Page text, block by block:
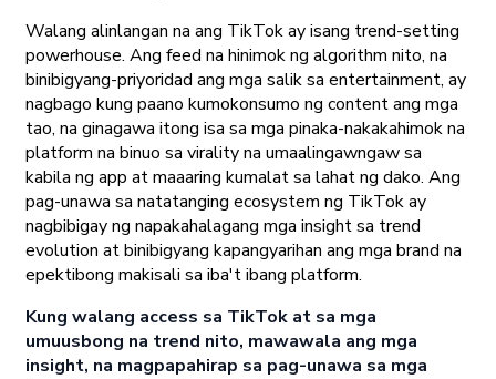
Walang alinlangan na ang TikTok ay isang trend-setting
powerhouse. Ang feed na hinimok ng algorithm nito, na
binibigyang-priyoridad ang mga salik sa entertainment, ay
nagbago kung paano kumokonsumo ng content ang mga
tao, na ginagawa itong isa sa mga pinaka-nakakahimok na
platform na binuo sa virality na umaalingawngaw sa
kabila ng app at maaaring kumalat sa lahat ng dako. Ang
pag-unawa sa natatanging ecosystem ng TikTok ay
nagbibigay ng napakahalagang mga insight sa trend
evolution at binibigyang kapangyarihan ang mga brand na
epektibong makisali sa iba't ibang platform.
Kung walang access sa TikTok at sa mga
umuusbong na trend nito, mawawala ang mga
insight, na magpapahirap sa pag-unawa sa mga